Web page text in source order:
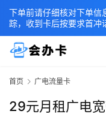
首页 广电流量卡
29元月租广电
下单前请仔细核对下单信
踪，收到卡后按要求首冲